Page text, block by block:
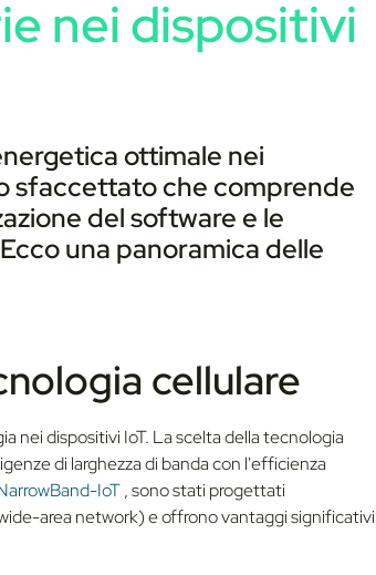
nei dispositivi
ottimale nei
sfaccettato che comprende
del software e le
una panoramica delle
cellulare
nei dispositivi IoT. La scelta della tecnologia
di larghezza di banda con l'efficienza
IoT, sono stati progettati
area network) e offrono vantaggi significativi